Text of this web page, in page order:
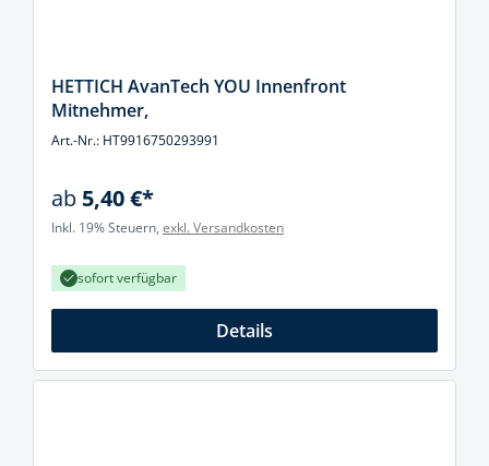
HETTICH AvanTech YOU Innenfront
Mitnehmer,
Art.-Nr.: HT9916750293991
ab 5,40 €*
Inkl. 19% Steuern, exkl. Versandkosten
sofort verfügbar
Details